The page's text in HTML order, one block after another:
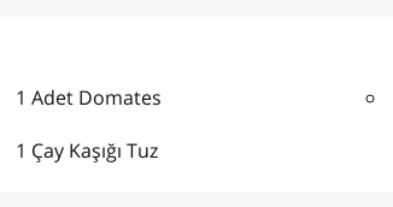
1 Adet Domates
1 Çay Kaşığı Tuz